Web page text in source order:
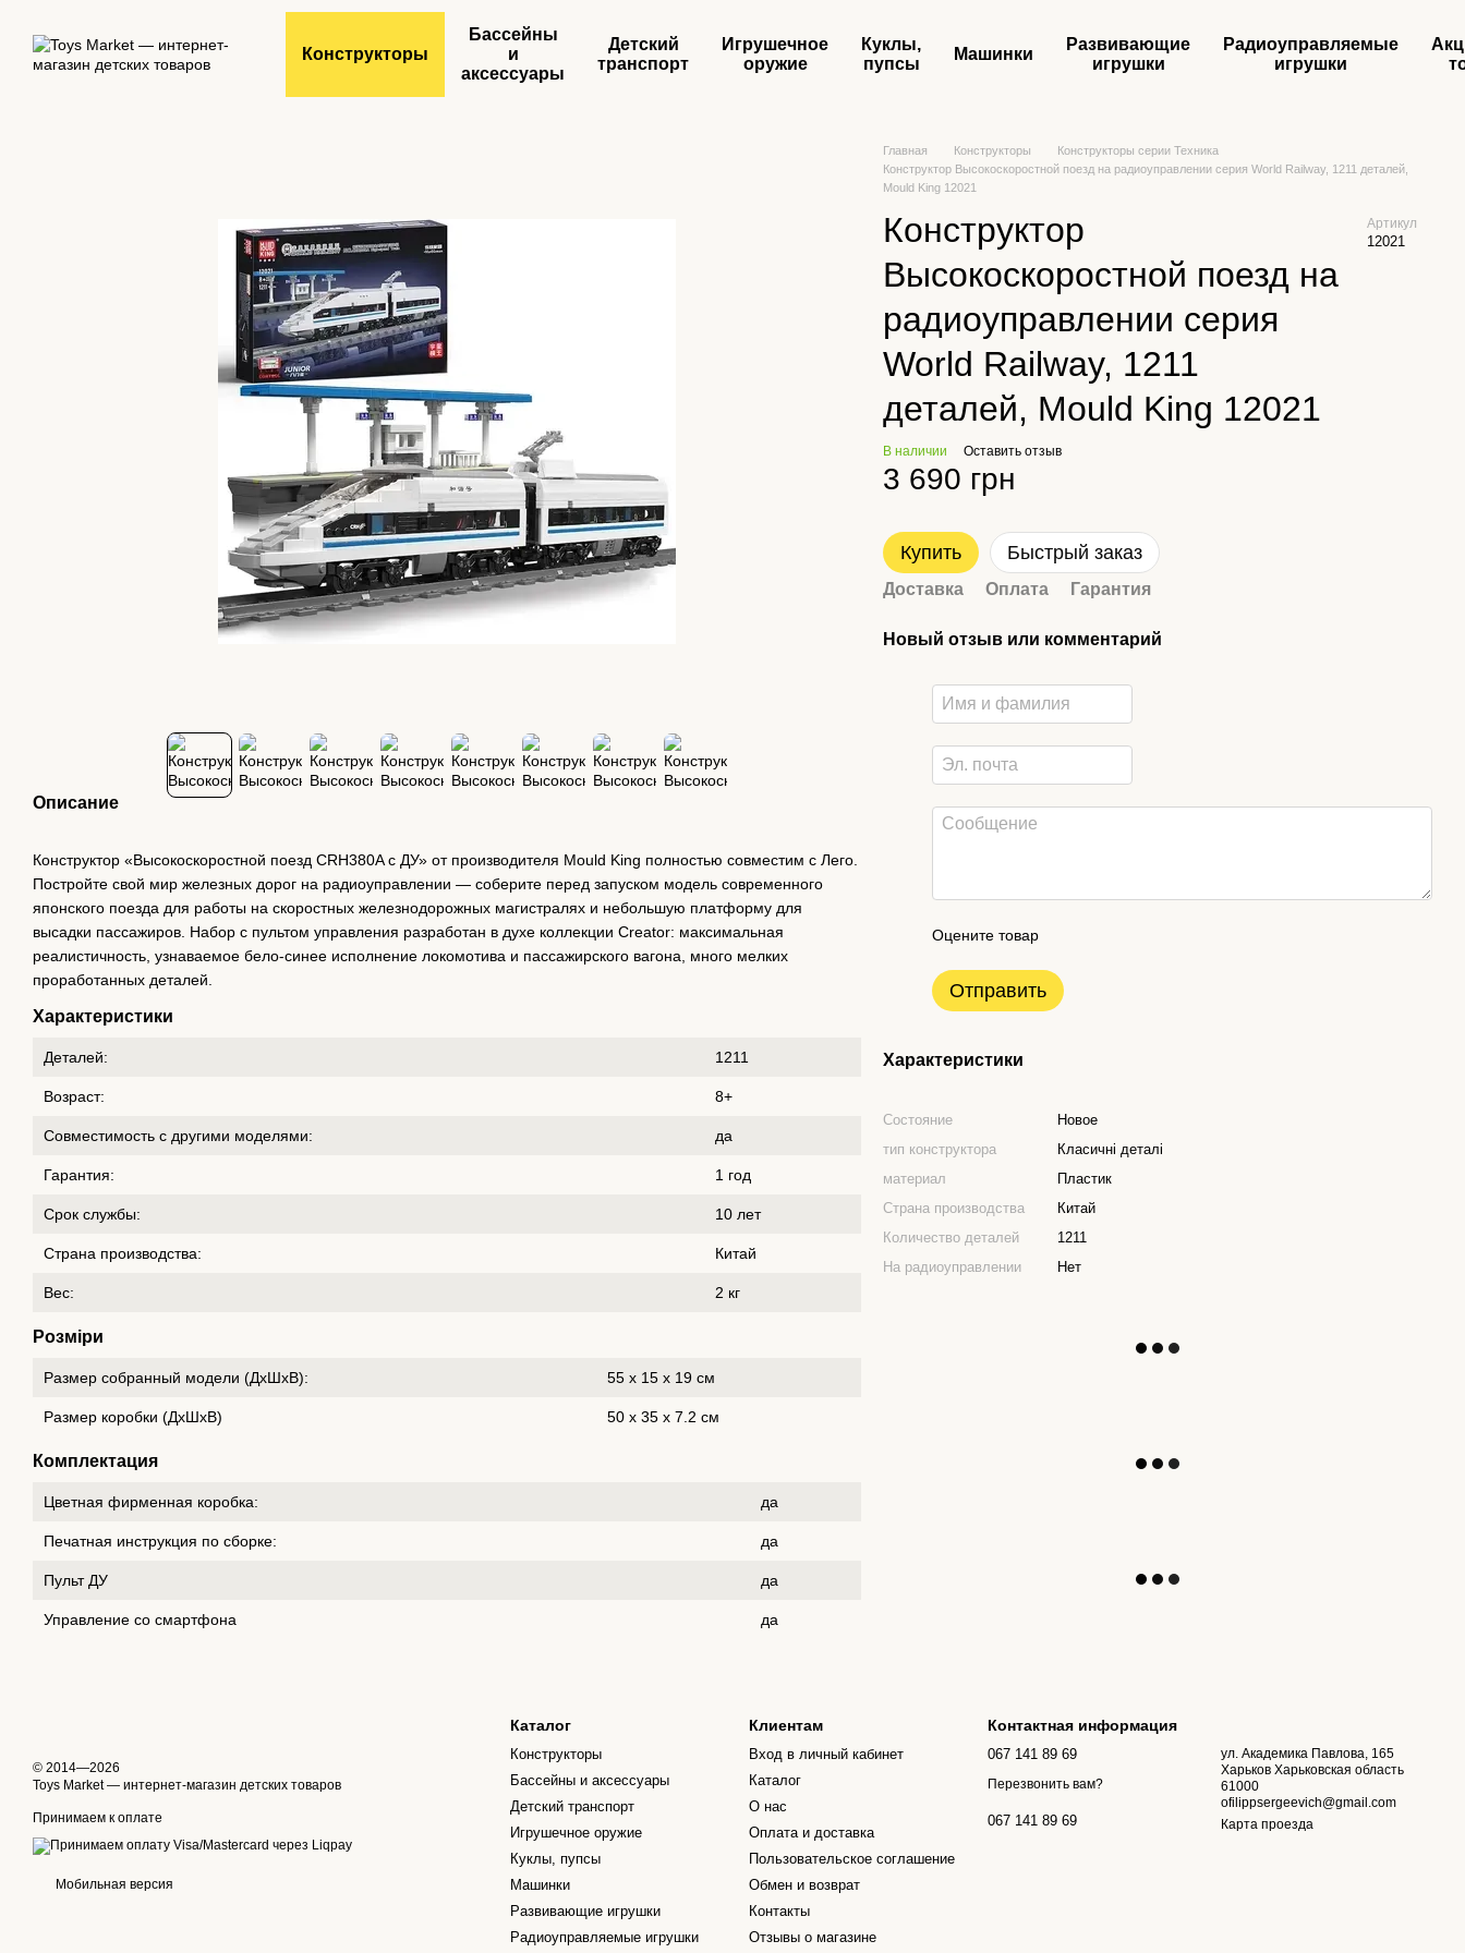
Конструкторы
Бассейны
и
аксессуары
Детский
транспорт
Игрушечное
оружие
Куклы,
пупсы
Машинки
Развивающие
игрушки
Радиоуправляемые
игрушки
Описание
Конструктор «Высокоскоростной поезд CRH380A с ДУ» от производителя Mould King полностью совместим с Лего.
Постройте свой мир железных дорог на радиоуправлении — соберите перед запуском модель современного
японского поезда для работы на скоростных железнодорожных магистралях и небольшую платформу для
высадки пассажиров. Набор с пультом управления разработан в духе коллекции Creator: максимальная
реалистичность, узнаваемое бело-синее исполнение локомотива и пассажирского вагона, много мелких
проработанных деталей.
Характеристики
Деталей: 1211
Возраст: 8+
Совместимость с другими моделями: да
Гарантия: 1 год
Срок службы: 10 лет
Страна производства: Китай
Вес: 2 кг
Розміри
Размер собранный модели (ДxШxВ): 55 x 15 x 19 см
Размер коробки (ДxШxВ) 50 x 35 x 7.2 см
Комплектация
Цветная фирменная коробка: да
Печатная инструкция по сборке: да
Пульт ДУ да
Управление со смартфона да
Главная Конструкторы
Конструкторы серии Техника
Конструктор Высокоскоростной поезд на радиоуправлении серия World Railway, 1211 деталей,
Mould King 12021
Конструктор
Высокоскоростной поезд на
радиоуправлении серия
World Railway, 1211
деталей, Mould King 12021
Артикул
12021
В наличии Оставить отзыв
3 690 грн
Купить Быстрый заказ
Доставка Оплата Гарантия
Новый отзыв или комментарий
Оцените товар
Отправить
Характеристики
Состояние
Новое
тип конструктора
Класичні деталі
материал
Пластик
Страна производства
Китай
Количество деталей
1211
На радиоуправлении
Нет
© 2014—2026
Toys Market — интернет-магазин детских товаров
Принимаем к оплате
Мобильная версия
Каталог
Конструкторы
Бассейны и аксессуары
Детский транспорт
Игрушечное оружие
Куклы, пупсы
Машинки
Развивающие игрушки
Радиоуправляемые игрушки
Клиентам
Вход в личный кабинет
Каталог
О нас
Оплата и доставка
Пользовательское соглашение
Обмен и возврат
Контакты
Отзывы о магазине
Контактная информация
067 141 89 69
Перезвонить вам?
067 141 89 69
ул. Академика Павлова, 165
Харьков Харьковская область
61000
ofilippsergeevich@gmail.com
Карта проезда